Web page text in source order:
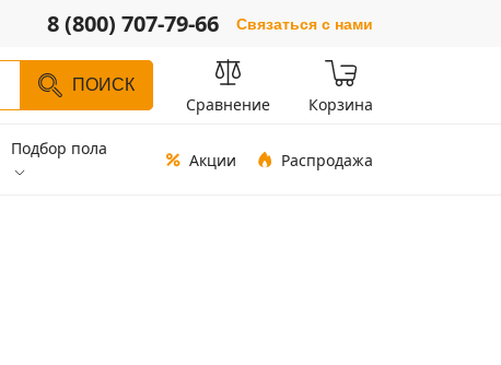
8 (800) 707-79-66 Связаться с нами
ПОИСК
Сравнение Корзина
Подбор пола
Акции Распродажа